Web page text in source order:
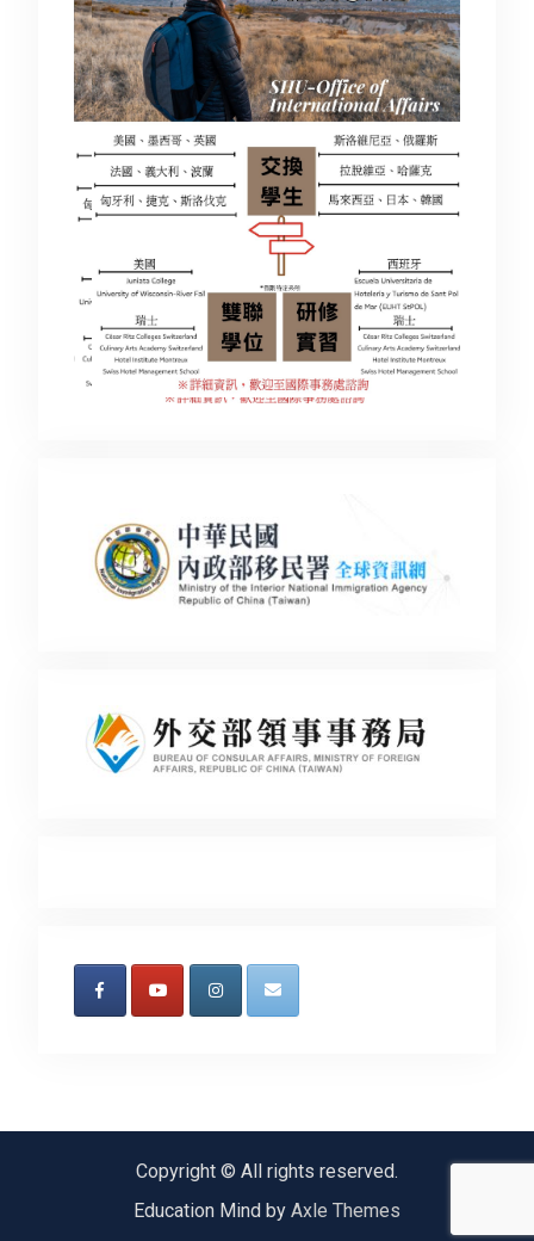
Copyright © All rights reserved.
Education Mind by Axle Themes